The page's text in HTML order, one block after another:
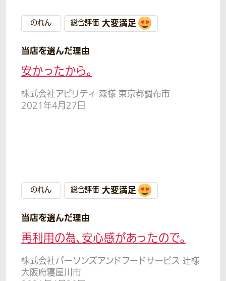
のれん 総合評価 大変満足
当店を選んだ理由
安かったから。
株式会社アビリティ 森様 東京都調布市
2021年4月27日
のれん 総合評価 大変満足
当店を選んだ理由
再利用の為、安心感があったので。
株式会社パーソンズアンドフードサービス 辻様
大阪府寝屋川市